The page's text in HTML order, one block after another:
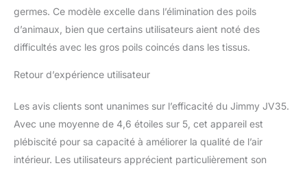
allergènes incrustés que
le passage d’un simple
aspirateur peut laisser.
amovibles sont lavables
facile. Reconnu par
Allergy UK : L’aspirateur
JIMMY JV35 a obtenu la
certification de la British
Allergy Foundation
germes. Ce modèle excelle dans l’élimination des poils
d’animaux, bien que certains utilisateurs aient noté des
difficultés avec les gros poils coincés dans les tissus.
Retour d’expérience utilisateur
Les avis clients sont unanimes sur l’efficacité du Jimmy JV35.
Avec une moyenne de 4,6 étoiles sur 5, cet appareil est
plébiscité pour sa capacité à améliorer la qualité de l’air
intérieur. Les utilisateurs apprécient particulièrement son